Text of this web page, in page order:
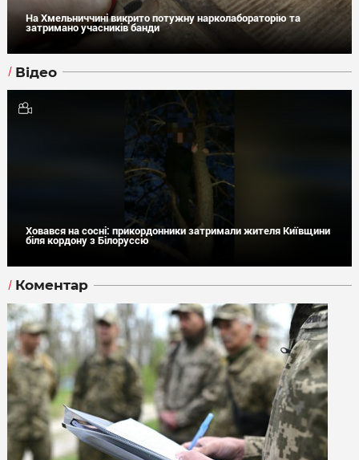
На Хмельниччині викрито потужну нарколабораторію та
затримано учасників банди
Відео
Ховався на сосні: прикордонники затримали жителя Київщини
біля кордону з Білоруссю
Коментар